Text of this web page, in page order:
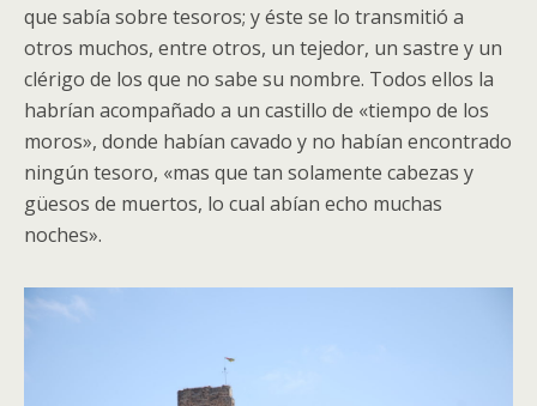
que sabía sobre tesoros; y éste se lo transmitió a
otros muchos, entre otros, un tejedor, un sastre y un
clérigo de los que no sabe su nombre. Todos ellos la
habrían acompañado a un castillo de «tiempo de los
moros», donde habían cavado y no habían encontrado
ningún tesoro, «mas que tan solamente cabezas y
güesos de muertos, lo cual abían echo muchas
noches».